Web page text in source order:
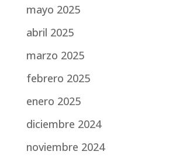
mayo 2025
abril 2025
marzo 2025
febrero 2025
enero 2025
diciembre 2024
noviembre 2024